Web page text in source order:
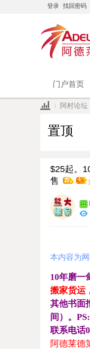
登录 找回密码
门户首页
阿村论坛
置顶
$25起。
售
本内容为
10年磨一
搬家货运
其他书面
间）。
联系电话
阿德莱德